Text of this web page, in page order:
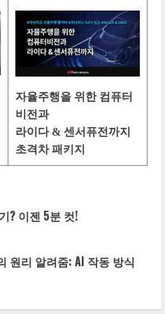
자율주행을 위한 컴퓨터
비전과
라이다 & 센서퓨전까지
초격차 패키지
? 이젠 5분 컷!
원리 알려줌: AI 작동 방식